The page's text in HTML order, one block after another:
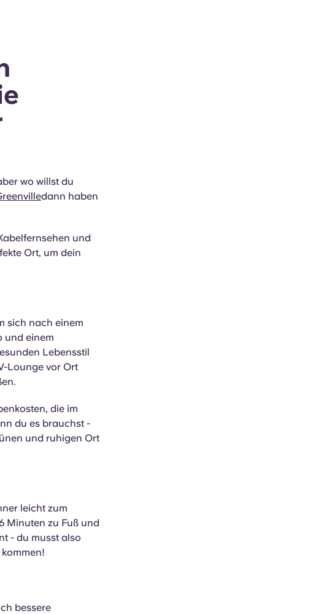
wo willst du
dann haben
und
Ort, um dein
sich nach einem
und einem
Lebensstil
Lounge vor Ort
die im
du es brauchst -
und ruhigen Ort
leicht zum
Minuten zu Fuß und
- du musst also
bessere